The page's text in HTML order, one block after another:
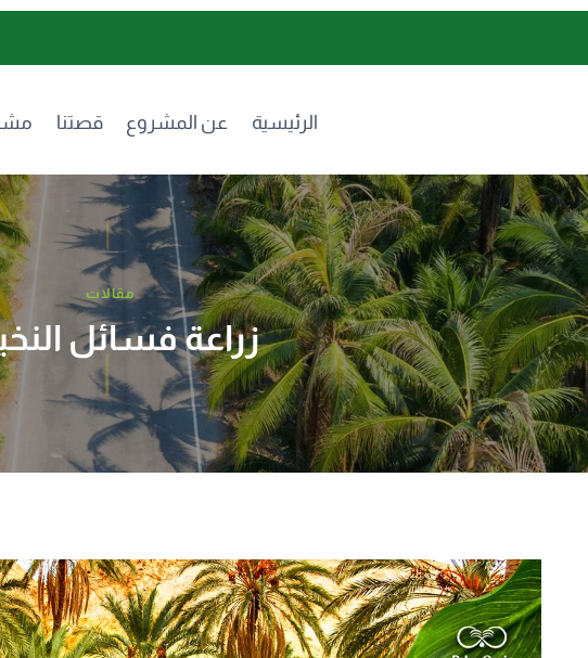
الرئيسية عن المشروع قصتنا
مقالات
زراعة فسائل